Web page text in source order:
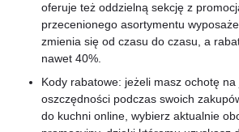
oferuje też oddzielną sekcję z
przecenionego asortymentu
zmienia się od czasu do czasu, a
nawet 40%.
Kody rabatowe: jeżeli masz ochotę
oszczędności podczas swoich
do kuchni online, wybierz aktualnie